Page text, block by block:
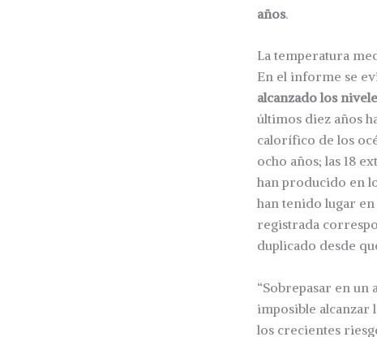
años.
La temperatura
En el informe se
alcanzado los
últimos diez años
calorífico de los
ocho años; las 18
han producido en
han tenido lugar
registrada
duplicado desde
“Sobrepasar en un
imposible alcanzar
los crecientes